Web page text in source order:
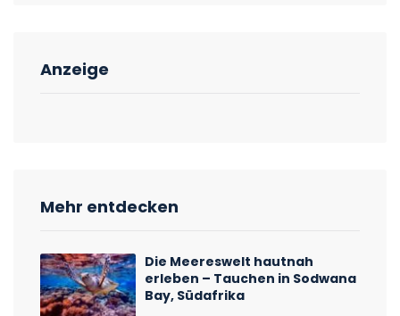
Anzeige
Mehr entdecken
Die Meereswelt hautnah
erleben – Tauchen in Sodwana
Bay, Südafrika